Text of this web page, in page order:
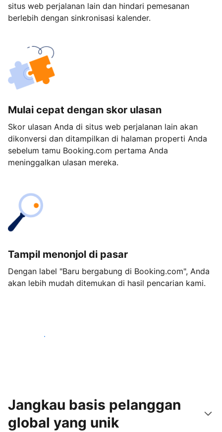
situs web perjalanan lain dan hindari pemesanan
berlebih dengan sinkronisasi kalender.
Mulai cepat dengan skor ulasan
Skor ulasan Anda di situs web perjalanan lain akan
dikonversi dan ditampilkan di halaman properti Anda
sebelum tamu Booking.com pertama Anda
meninggalkan ulasan mereka.
Tampil menonjol di pasar
Dengan label "Baru bergabung di Booking.com", Anda
akan lebih mudah ditemukan di hasil pencarian kami.
Mulai sekarang
Jangkau basis pelanggan
global yang unik